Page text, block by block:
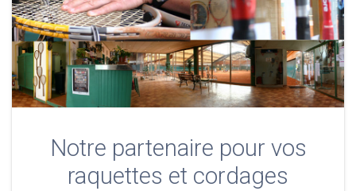
Notre partenaire pour vos
raquettes et cordages